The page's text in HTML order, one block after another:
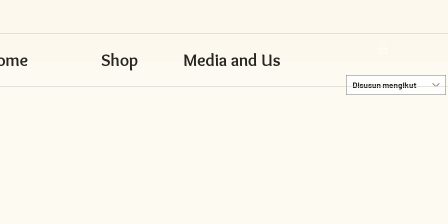
Shop Media and Us
Disusun mengikut